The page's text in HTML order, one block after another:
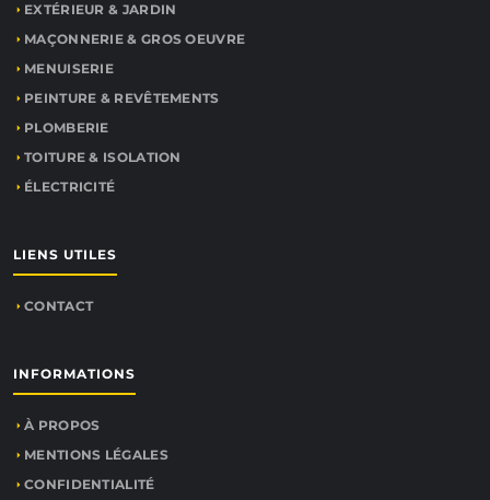
EXTÉRIEUR & JARDIN
MAÇONNERIE & GROS OEUVRE
MENUISERIE
PEINTURE & REVÊTEMENTS
PLOMBERIE
TOITURE & ISOLATION
ÉLECTRICITÉ
LIENS UTILES
CONTACT
INFORMATIONS
À PROPOS
MENTIONS LÉGALES
CONFIDENTIALITÉ